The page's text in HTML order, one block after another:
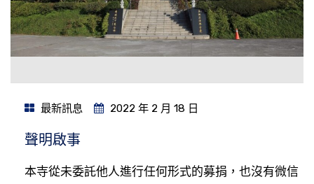
最新訊息 2022 年 2 月 18 日
聲明啟事
本寺從未委託他人進行任何形式的募捐，也沒有微信